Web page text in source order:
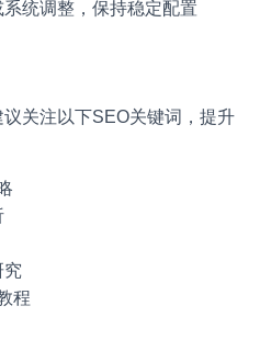
统调整，保持稳定配置
关注以下SEO关键词，提升
究
程